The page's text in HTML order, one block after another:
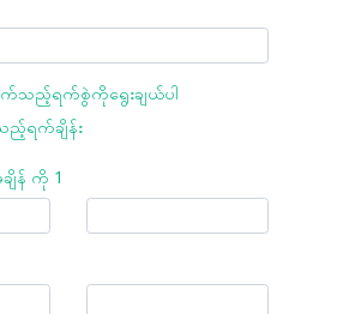
သည့်ရက်စွဲကိုရွေးချယ်ပါ
ည့်ရက်ချိန်း
ျိန် ကို 1